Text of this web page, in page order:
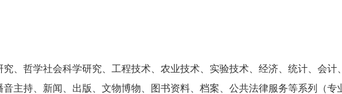
、哲学社会科学研究、工程技术、农业技术、实验技术、经济、统计、会计、
音主持、新闻、出版、文物博物、图书资料、档案、公共法律服务等系列（专